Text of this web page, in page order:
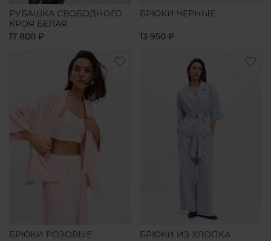
РУБАШКА СВОБОДНОГО
КРОЯ БЕЛАЯ
17 800 ₽
БРЮКИ ЧЕРНЫЕ
13 950 ₽
БРЮКИ РОЗОВЫЕ
БРЮКИ ИЗ ХЛОПКА